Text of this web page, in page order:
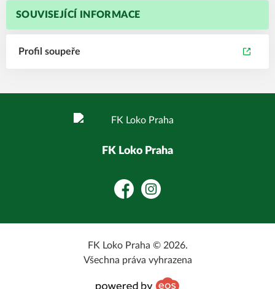
SOUVISEJÍCÍ INFORMACE
Profil soupeře
FK Loko Praha
FacebookInstagram
FK Loko Praha © 2026.
Všechna práva vyhrazena